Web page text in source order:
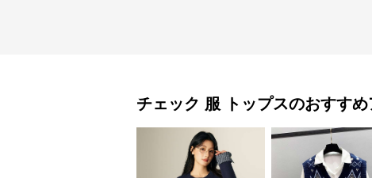
チェック 服 トップスのおすすめ